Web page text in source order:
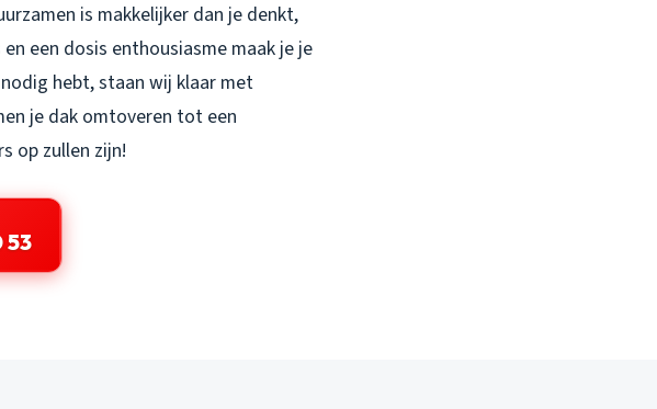
is makkelijker dan je denkt,
een dosis enthousiasme maak je je
hebt, staan wij klaar met
je dak omtoveren tot een
op zullen zijn!
53